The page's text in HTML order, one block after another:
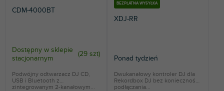
CDM-4000BT
Dostępny w sklepie
stacjonarnym
(29 szt)
Podwójny odtwarzacz DJ CD,
USB i Bluetooth z
zintegrowanym 2-kanałowym...
BEZPŁATNA WYSYŁKA
XDJ-RR
Ponad tydzień
Dwukanałowy kontroler DJ dla
Rekordbox DJ bez konieczności
podłączania...